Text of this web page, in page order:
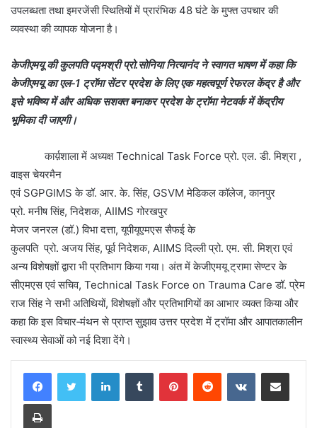
उपलब्धता तथा इमरजेंसी स्थितियों में प्रारंभिक 48 घंटे के मुफ्त उपचार की
व्यवस्था की व्यापक योजना है।
केजीएमयू की कुलपति पद्मश्री प्रो.सोनिया नित्यानंद ने स्वागत भाषण में कहा कि
केजीएमयू का एल‑1 ट्रॉमा सेंटर प्रदेश के लिए एक महत्वपूर्ण रेफरल केंद्र है और
इसे भविष्य में और अधिक सशक्त बनाकर प्रदेश के ट्रॉमा नेटवर्क में केंद्रीय
भूमिका दी जाएगी।
कार्य़शाला में अध्यक्ष Technical Task Force प्रो. एल. डी. मिश्रा ,
वाइस चेयरमैन
एवं SGPGIMS के डॉ. आर. के. सिंह, GSVM मेडिकल कॉलेज, कानपुर
प्रो. मनीष सिंह, निदेशक, AIIMS गोरखपुर
मेजर जनरल (डॉ.) विभा दत्ता, यूपीयूएमएस सैफई के
कुलपति प्रो. अजय सिंह, पूर्व निदेशक, AIIMS दिल्ली प्रो. एम. सी. मिश्रा एवं
अन्य विशेषज्ञों द्वारा भी प्रतिभाग किया गया। अंत में केजीएमयू ट्रामा सेण्टर के
सीएमएस एवं सचिव, Technical Task Force on Trauma Care डॉ. प्रेम
राज सिंह ने सभी अतिथियों, विशेषज्ञों और प्रतिभागियों का आभार व्यक्त किया और
कहा कि इस विचार‑मंथन से प्राप्त सुझाव उत्तर प्रदेश में ट्रॉमा और आपातकालीन
स्वास्थ्य सेवाओं को नई दिशा देंगे।
LinkedInTumblr PinterestReddit VKontakteShare via Email
Print